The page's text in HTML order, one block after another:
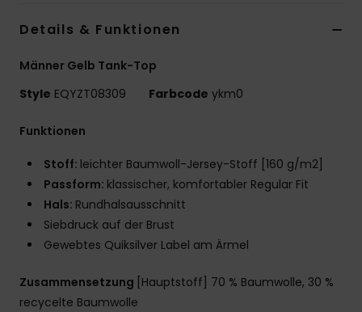
Details & Funktionen
Männer Gelb Tank-Top
Style EQYZT08309 Farbcode ykm0
Funktionen
Stoff: leichter Baumwoll-Jersey-Stoff [160 g/m2]
Passform: klassischer, komfortabler Regular Fit
Hals: Rundhalsausschnitt
Siebdruck auf der Brust
Gewebtes Quiksilver Label am Ärmel
Zusammensetzung [Hauptstoff] 70 % Baumwolle, 30 %
recycelte Baumwolle